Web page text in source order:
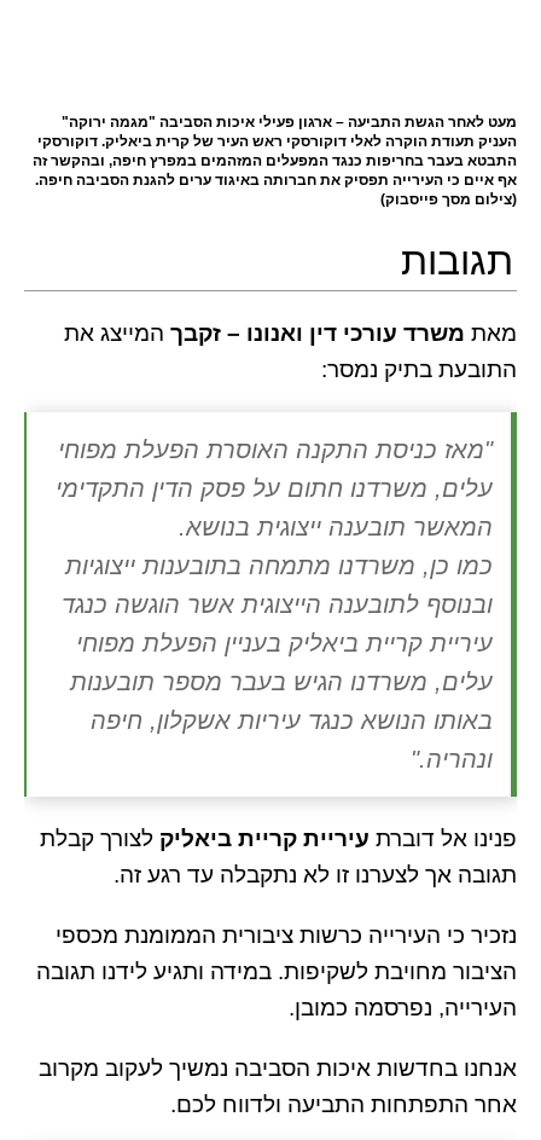
מעט לאחר הגשת התביעה – ארגון פעילי איכות הסביבה "מגמה ירוקה"
העניק תעודת הוקרה לאלי דוקורסקי ראש העיר של קרית ביאליק. דוקורסקי
התבטא בעבר בחריפות כנגד המפעלים המזהמים במפרץ חיפה, ובהקשר זה
אף איים כי העירייה תפסיק את חברותה באיגוד ערים להגנת הסביבה חיפה.
(צילום מסך פייסבוק)
תגובות
מאת משרד עורכי דין ואנונו – זקבך המייצג את
התובעת בתיק נמסר:
"מאז כניסת התקנה האוסרת הפעלת מפוחי
עלים, משרדנו חתום על פסק הדין התקדימי
המאשר תובענה ייצוגית בנושא.
כמו כן, משרדנו מתמחה בתובענות ייצוגיות
ובנוסף לתובענה הייצוגית אשר הוגשה כנגד
עיריית קריית ביאליק בעניין הפעלת מפוחי
עלים, משרדנו הגיש בעבר מספר תובענות
באותו הנושא כנגד עיריות אשקלון, חיפה
ונהריה."
פנינו אל דוברת עיריית קריית ביאליק לצורך קבלת
תגובה אך לצערנו זו לא נתקבלה עד רגע זה.
נזכיר כי העירייה כרשות ציבורית הממומנת מכספי
הציבור מחויבת לשקיפות. במידה ותגיע לידנו תגובה
העירייה, נפרסמה כמובן.
אנחנו בחדשות איכות הסביבה נמשיך לעקוב מקרוב
אחר התפתחות התביעה ולדווח לכם.